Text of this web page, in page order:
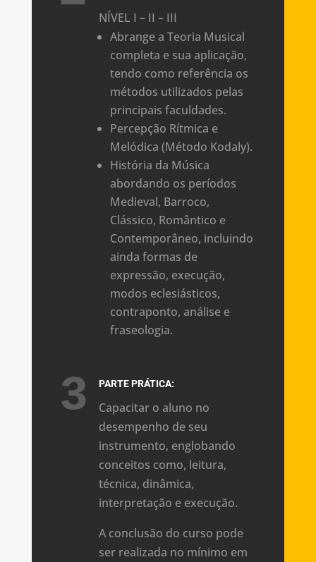
NÍVEL I – II – III
Abrange a Teoria Musical
completa e sua aplicação,
tendo como referência os
métodos utilizados pelas
principais faculdades.
Percepção Rítmica e
Melódica (Método Kodaly).
História da Música
abordando os períodos
Medieval, Barroco,
Clássico, Romântico e
Contemporâneo, incluindo
ainda formas de
expressão, execução,
modos eclesiásticos,
contraponto, análise e
fraseologia.
PARTE PRÁTICA:
Capacitar o aluno no
desempenho de seu
instrumento, englobando
conceitos como, leitura,
técnica, dinâmica,
interpretação e execução.
A conclusão do curso pode
ser realizada no mínimo em